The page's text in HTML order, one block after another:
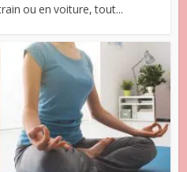
ou en voiture, tout...